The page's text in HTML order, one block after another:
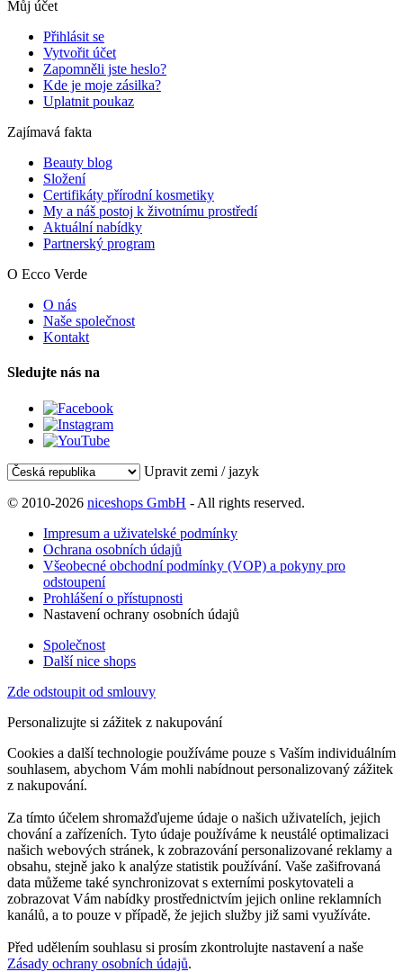
Můj účet
Přihlásit se
Vytvořit účet
Zapomněli jste heslo?
Kde je moje zásilka?
Uplatnit poukaz
Zajímavá fakta
Beauty blog
Složení
Certifikáty přírodní kosmetiky
My a náš postoj k životnímu prostředí
Aktuální nabídky
Partnerský program
O Ecco Verde
O nás
Naše společnost
Kontakt
Sledujte nás na
Upravit zemi / jazyk
© 2010-2026 niceshops GmbH - All rights reserved.
Impresum a uživatelské podmínky
Ochrana osobních údajů
Všeobecné obchodní podmínky (VOP) a pokyny pro
odstoupení
Prohlášení o přístupnosti
Nastavení ochrany osobních údajů
Společnost
Další nice shops
Zde odstoupit od smlouvy
Personalizujte si zážitek z nakupování
Cookies a další technologie používáme pouze s Vaším individuálním
souhlasem, abychom Vám mohli nabídnout personalizovaný zážitek
z nakupování.
Za tímto účelem shromažďujeme údaje o našich uživatelích, jejich
chování a zařízeních. Tyto údaje používáme k neustálé optimalizaci
našich webových stránek, k zobrazování personalizované reklamy a
obsahu, stejně jako k analýze statistik používání. Vaše zašifrovaná
data můžeme také synchronizovat s externími poskytovateli a
zobrazovat Vám nabídky prostřednictvím jejich online reklamních
kanálů, a to pouze v případě, že jejich služby již sami využíváte.
Před udělením souhlasu si prosím zkontrolujte nastavení a naše
Zásady ochrany osobních údajů.